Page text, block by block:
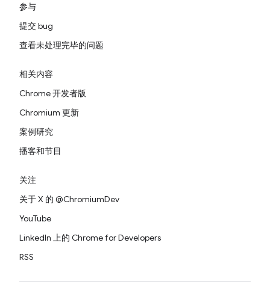
参与
提交 bug
查看未处理完毕的问题
相关内容
Chrome 开发者版
Chromium 更新
案例研究
播客和节目
关注
关于 X 的 @ChromiumDev
YouTube
LinkedIn 上的 Chrome for Developers
RSS